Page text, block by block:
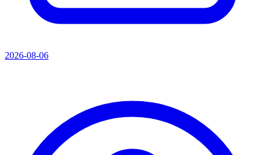
2026-08-06